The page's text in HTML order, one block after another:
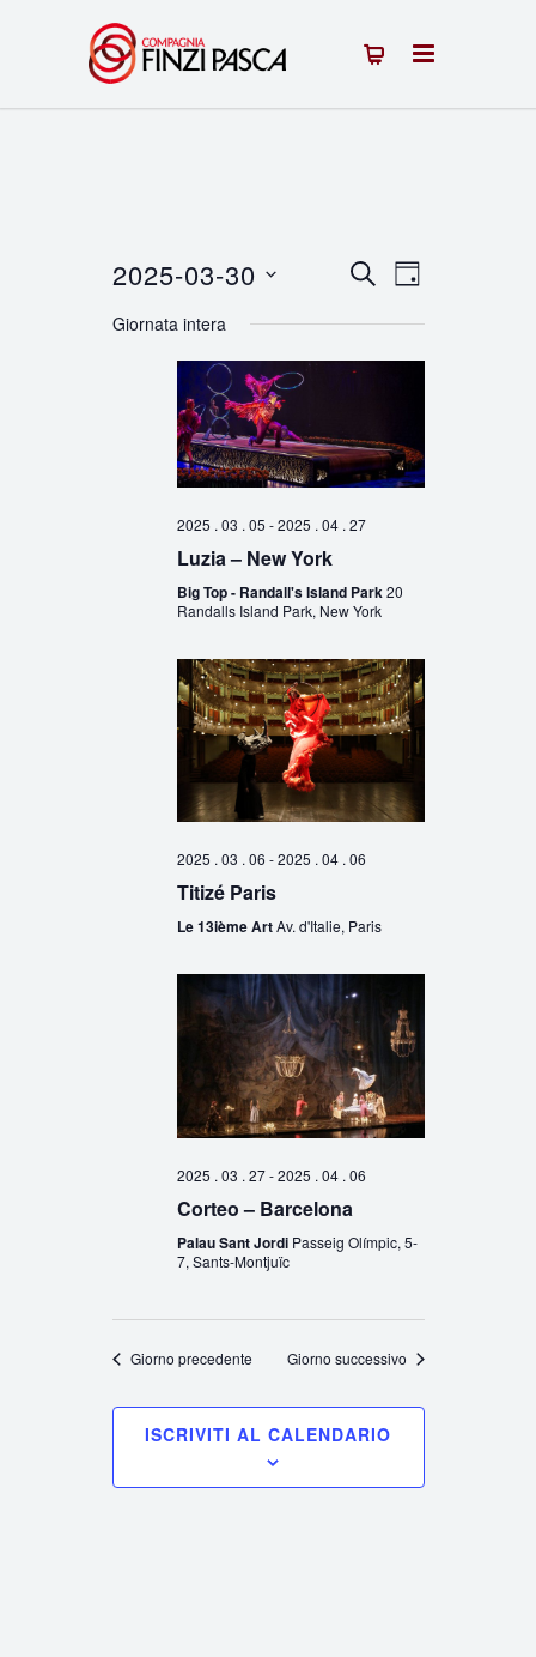
Eventi
Ricerca
e
Navigazione
CERCAEvento
Viste
GIORNO
2025-03-30
la
Giornata intera
2025 . 03 . 05 -2025 . 04 . 27
Luzia – New York
Big Top - Randall's Island Park20
Randalls Island Park, New York
2025 . 03 . 06 -2025 . 04 . 06
Titizé Paris
Le 13ième ArtAv. d'Italie, Paris
2025 . 03 . 27-2025 . 04 . 06
Corteo – Barcelona
Palau Sant Jordi Passeig Olímpic, 5-
7, Sants-Montjuïc
Giorno precedente Giorno successivo
ISCRIVITI AL CALENDARIO